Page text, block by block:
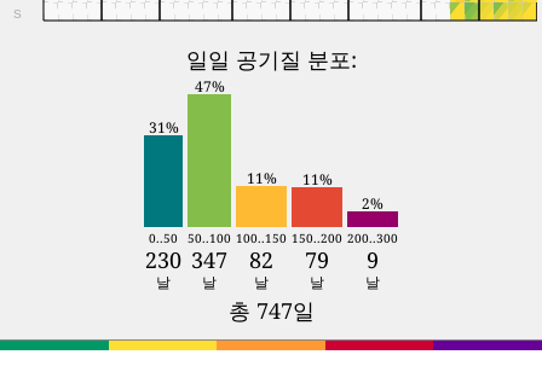
S
일일 공기질 분포:
31%
47%
11%
11%
2%
0..50 50..100 100..150 150..200 200..300
230 347 82 79 9
날 날 날 날 날
총 747일